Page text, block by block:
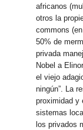
africanos
otros la
commons
50% de
privada
Nobel a
el viejo
ningún”. La
proximidad y
sistemas
los privados